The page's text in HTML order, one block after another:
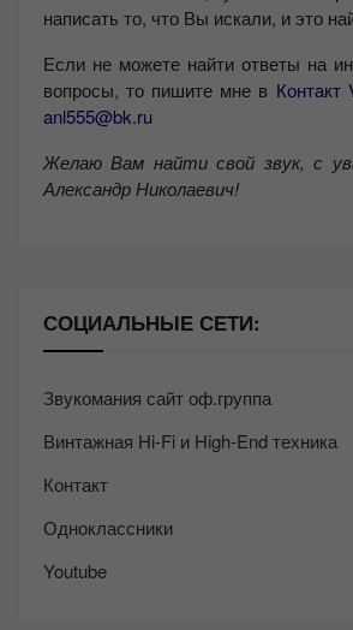
написать то, что Вы искали, и это
Если не можете найти ответы на
вопросы, то пишите мне в Контакт
anl555@bk.ru
Желаю Вам найти свой звук, с
Александр Николаевич!
СОЦИАЛЬНЫЕ СЕТИ:
Звукомания сайт оф.группа
Винтажная Hi-Fi и High-End техника
Контакт
Одноклассники
Youtube